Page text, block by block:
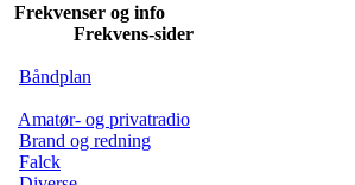
Frekvenser og info
Frekvens-sider
Båndplan
Amatør- og privatradio
Brand og redning
Falck